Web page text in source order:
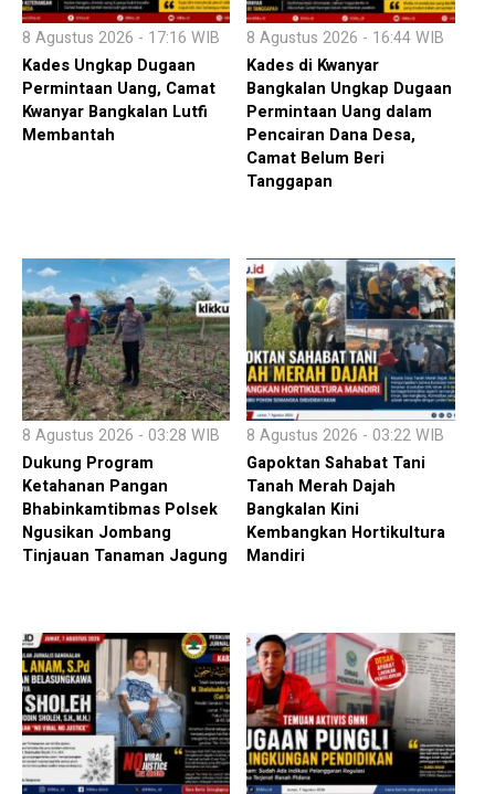
8 Agustus 2026 - 17:16 WIB
Kades Ungkap Dugaan
Permintaan Uang, Camat
Kwanyar Bangkalan Lutfi
Membantah
8 Agustus 2026 - 16:44 WIB
Kades di Kwanyar
Bangkalan Ungkap Dugaan
Permintaan Uang dalam
Pencairan Dana Desa,
Camat Belum Beri
Tanggapan
8 Agustus 2026 - 03:28 WIB
Dukung Program
Ketahanan Pangan
Bhabinkamtibmas Polsek
Ngusikan Jombang
Tinjauan Tanaman Jagung
8 Agustus 2026 - 03:22 WIB
Gapoktan Sahabat Tani
Tanah Merah Dajah
Bangkalan Kini
Kembangkan Hortikultura
Mandiri